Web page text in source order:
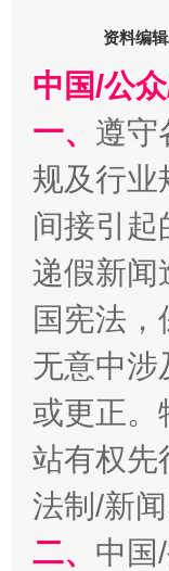
千年
揭开“小
资料编
中国/公
一、 遵守
规及行业
间接引
递假新闻
国宪法
无意中涉
或更正。
站有权先
法制/新
二、 中国